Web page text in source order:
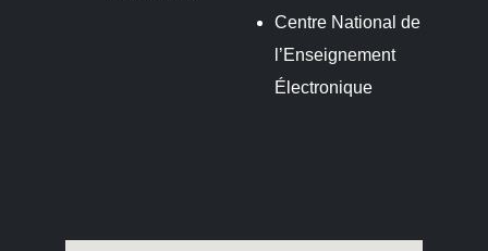
Centre National de
l’Enseignement
Électronique